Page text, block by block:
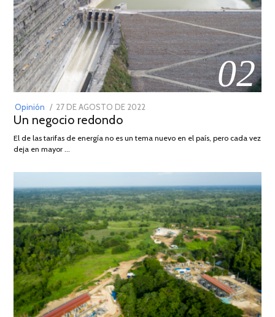
02
Opinión
POSTED
ON
27 DE AGOSTO DE 2022
DE
Un negocio redondo
El de las tarifas de energía no es un tema nuevo en el país, pero cada vez
deja en mayor …